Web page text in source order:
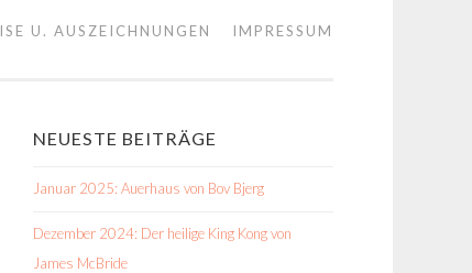
U. AUSZEICHNUNGEN IMPRESSUM
NEUESTE BEITRÄGE
Januar 2025: Auerhaus von Bov Bjerg
Dezember 2024: Der heilige King Kong von
James McBride